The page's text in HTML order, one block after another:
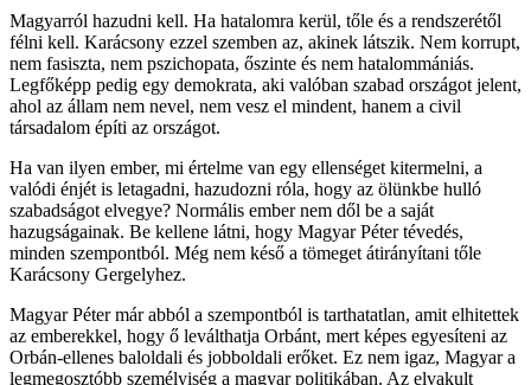
Magyarról hazudni kell. Ha hatalomra kerül, tőle és a rendszerétől
félni kell. Karácsony ezzel szemben az, akinek látszik. Nem korrupt,
nem fasiszta, nem pszichopata, őszinte és nem hatalommániás.
Legfőképp pedig egy demokrata, aki valóban szabad országot jelent,
ahol az állam nem nevel, nem vesz el mindent, hanem a civil
társadalom építi az országot.
Ha van ilyen ember, mi értelme van egy ellenséget kitermelni, a
valódi énjét is letagadni, hazudozni róla, hogy az ölünkbe hulló
szabadságot elvegye? Normális ember nem dől be a saját
hazugságainak. Be kellene látni, hogy Magyar Péter tévedés,
minden szempontból. Még nem késő a tömeget átirányítani tőle
Karácsony Gergelyhez.
Magyar Péter már abból a szempontból is tarthatatlan, amit elhitettek
az emberekkel, hogy ő leválthatja Orbánt, mert képes egyesíteni az
Orbán-ellenes baloldali és jobboldali erőket. Ez nem igaz, Magyar a
legmegosztóbb személyiség a magyar politikában. Az elvakult